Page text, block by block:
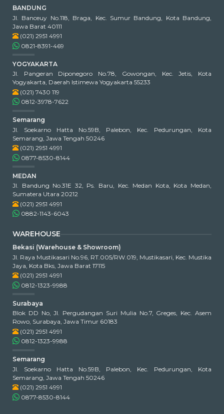
BANDUNG
Jl. Banceuy No.118, Braga, Kec. Sumur Bandung, Kota Bandung,
Jawa Barat 40111
(021) 2951 4991
0821-8391-469
YOGYAKARTA
Jl. Pangeran Diponegoro No.78, Gowongan, Kec. Jetis, Kota
Yogyakarta, Daerah Istimewa Yogyakarta 55233
(021) 7430 119
0812-3978-7622
Semarang
Jl. Soekarno Hatta No.59B, Palebon, Kec. Pedurungan, Kota
Semarang, Jawa Tengah 50246
(021) 2951 4991
0877-8530-8144
MEDAN
Jl. Bandung No.31E 32, Ps. Baru, Kec. Medan Kota, Kota Medan,
Sumatera Utara 20212
(021) 2951 4991
0882-1143-6043
WAREHOUSE
Bekasi (Warehouse & Showroom)
Jl. Raya Mustikasari No.96, RT.005/RW.019, Mustikasari, Kec. Mustika
Jaya, Kota Bks, Jawa Barat 17115
(021) 2951 4991
0812-1323-9988
Surabaya
Blok DD No, Jl. Pergudangan Suri Mulia No.7, Greges, Kec. Asem
Rowo, Surabaya, Jawa Timur 60183
(021) 2951 4991
0812-1323-9988
Semarang
Jl. Soekarno Hatta No.59B, Palebon, Kec. Pedurungan, Kota
Semarang, Jawa Tengah 50246
(021) 2951 4991
0877-8530-8144